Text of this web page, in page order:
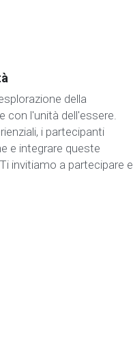
della
con l'unità dell'essere.
i partecipanti
e integrare queste
invitiamo a partecipare e